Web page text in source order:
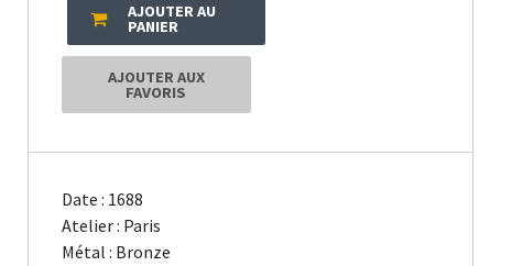
AJOUTER AU
PANIER
AJOUTER AUX
FAVORIS
Date : 1688
Atelier : Paris
Métal : Bronze